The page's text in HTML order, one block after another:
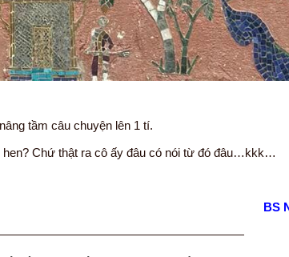
tầm câu chuyện lên 1 tí.
hen? Chứ thật ra cô ấy đâu có nói từ đó đâu…kkk…
BS